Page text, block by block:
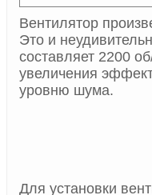
Вентилятор
Это и
составляет 2200
увеличения
уровню шума.
Для установки